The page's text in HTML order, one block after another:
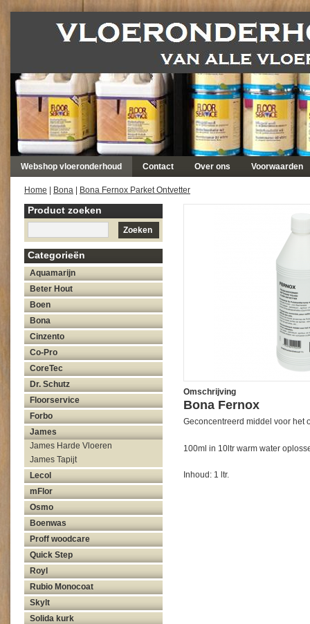
Webshop vloeronderhoud Contact Over ons Voorwaarden
Home Bona Bona Fernox Parket Ontvetter
Product zoeken
Zoeken
Categorieën
Aquamarijn
Beter Hout
Boen
Bona
Cinzento
Co-Pro
CoreTec
Dr. Schutz
Floorservice
Forbo
James
James Harde Vloeren
James Tapijt
Lecol
mFlor
Osmo
Boenwas
Proff woodcare
Quick Step
Royl
Rubio Monocoat
Skylt
Solida kurk
Omschrijving
Bona Fernox
Geconcentreerd middel voor het
100ml in 10ltr warm water
Inhoud: 1 ltr.